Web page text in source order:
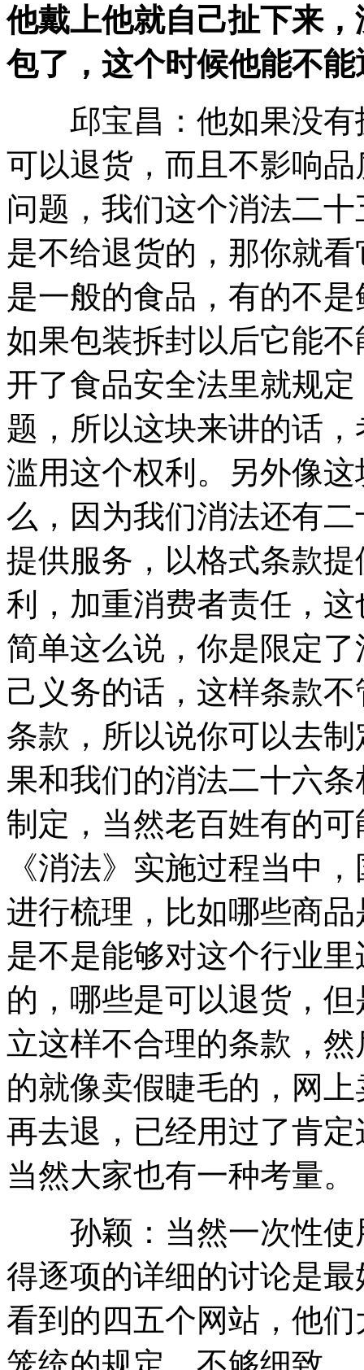
他戴上他就自己扯下来
包了，这个时候他能不能
邱宝昌：他如果没有
可以退货，而且不影响
问题，我们这个消法二
是不给退货的，那你就
是一般的食品，有的不
如果包装拆封以后它能
开了食品安全法里就规
题，所以这块来讲的话
滥用这个权利。另外像
么，因为我们消法还有
提供服务，以格式条款
利，加重消费者责任，
简单这么说，你是限定
己义务的话，这样条款
条款，所以说你可以去
果和我们的消法二十六
制定，当然老百姓有的
《消法》实施过程当中
进行梳理，比如哪些商
是不是能够对这个行业
的，哪些是可以退货，
立这样不合理的条款，
的就像卖假睫毛的，网
再去退，已经用过了肯
当然大家也有一种考量。
孙颖：当然一次性使
得逐项的详细的讨论是
看到的四五个网站，他